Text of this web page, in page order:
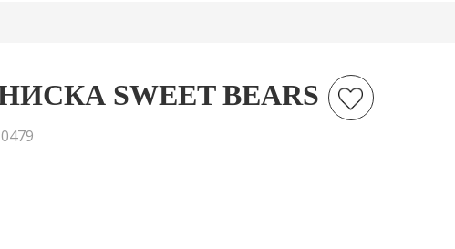
SWEET BEARS